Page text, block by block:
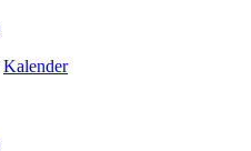
Kalender